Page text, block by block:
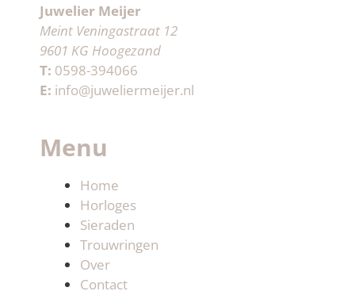
Juwelier Meijer
Meint Veningastraat 12
9601 KG Hoogezand
T: 0598-394066
E: info@juweliermeijer.nl
Menu
Home
Horloges
Sieraden
Trouwringen
Over
Contact